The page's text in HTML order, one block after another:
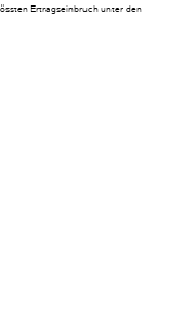
Ertragseinbruch unter den